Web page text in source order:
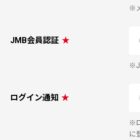
※
JMB会員認証 ★
ログイン通知 ★
※
に